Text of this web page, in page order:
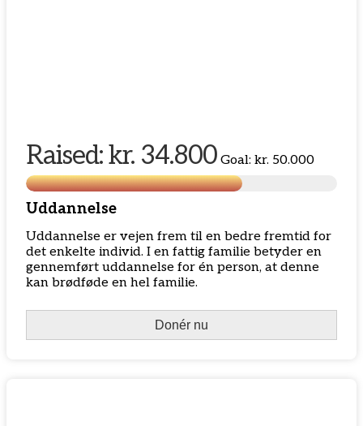
Raised:kr. 34.800 Goal: kr. 50.000
Uddannelse
Uddannelse er vejen frem til en bedre fremtid for
det enkelte individ. I en fattig familie betyder en
gennemført uddannelse for én person, at denne
kan brødføde en hel familie.
Donér nu